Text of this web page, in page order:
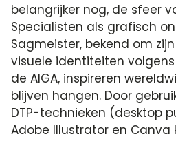
belangrijker nog, de sfeer
Specialisten als grafisch
Sagmeister, bekend om
visuele identiteiten
de AIGA, inspireren
blijven hangen. Door
DTP-technieken (desktop
Adobe Illustrator en Canva